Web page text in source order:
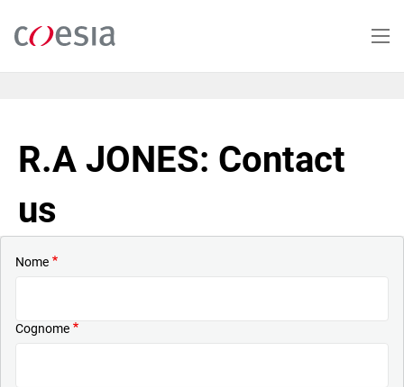
contenuto
R.A JONES: Contact
us
Nome
Cognome